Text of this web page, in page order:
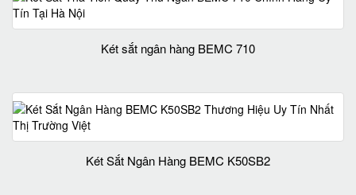
Két sắt ngân hàng BEMC 710
Két Sắt Ngân Hàng BEMC K50SB2